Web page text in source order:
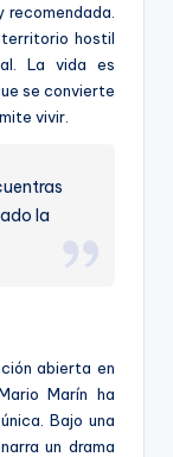
territorio hostil
La vida es
se convierte
vivir.
la
abierta en
Marín ha
Bajo una
un drama